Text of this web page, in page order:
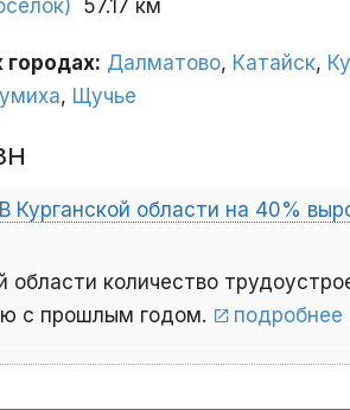
57.17 км
городах: Далматово, Катайск,
, Щучье
В Курганской области на 40%
области количество
с прошлым годом.
подробнее